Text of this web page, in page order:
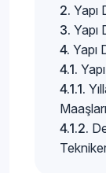
Yapı
Yapı
Yapı
Maaşları